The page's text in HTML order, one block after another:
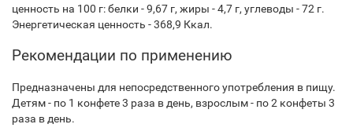
ценность на 100 г: белки - 9,67 г, жиры - 4,7 г, углеводы - 72 г.
Энергетическая ценность - 368,9 Ккал.
Рекомендации по применению
Предназначены для непосредственного употребления в пищу.
Детям - по 1 конфете 3 раза в день, взрослым - по 2 конфеты 3
раза в день.